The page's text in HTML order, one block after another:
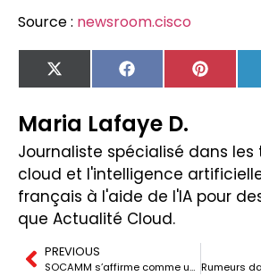
Source : newsroom.cisco
X
(Twitter)
Facebook
Maria Lafaye D.
Journaliste spécialisé dans les
cloud et l'intelligence
français à l'aide de l'IA pour
que Actualité Cloud.
PREVIOUS
SOCAMM s’affirme comme une « deuxième mémoire » pour les serveurs d’IA, et menace de tendre le marché du LPDDR